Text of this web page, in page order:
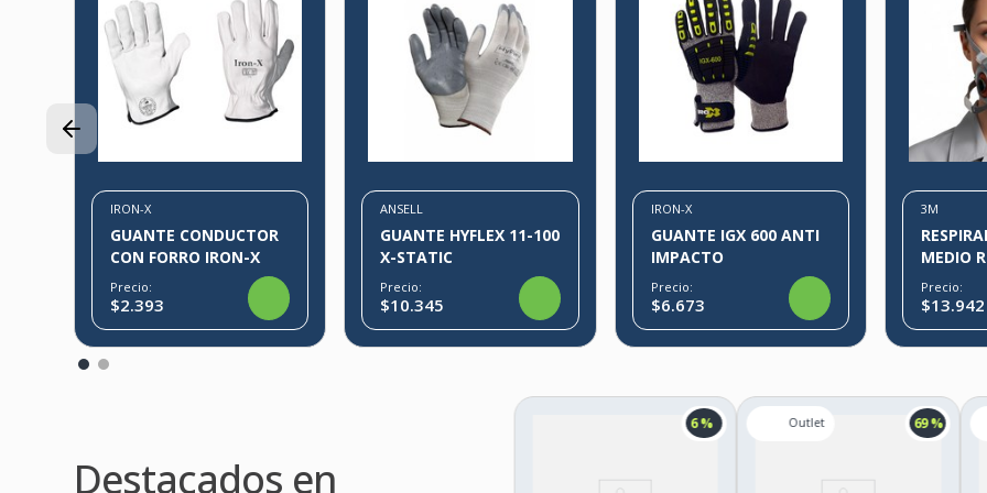
IRON-X
GUANTE CONDUCTOR
CON FORRO IRON-X
Precio:
$2.393
ANSELL
GUANTE HYFLEX 11-100
X-STATIC
Precio:
$10.345
IRON-X
GUANTE IGX 600 ANTI
IMPACTO
Precio:
$6.673
3M
MEDIO
Precio:
$13.942
Destacados en
6 % 69 %